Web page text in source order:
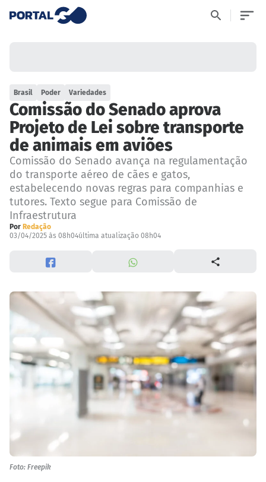
Brasil Poder Variedades
Comissão do Senado aprova
Projeto de Lei sobre transporte
de animais em aviões
Comissão do Senado avança na regulamentação
do transporte aéreo de cães e gatos,
estabelecendo novas regras para companhias e
tutores. Texto segue para Comissão de
Infraestrutura
Por Redação
03/04/2025 às 08h04última atualização 08h04
Foto: Freepik